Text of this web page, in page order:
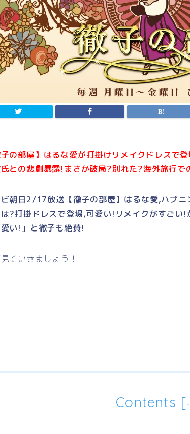
子の部屋】はるな愛が打掛けリメイクドレスで
との悲劇暴露!まさか破局?別れた?海外旅行
朝日2/17放送【徹子の部屋】はるな愛,ハプ
?打掛ドレスで登場,可愛い!リメイクがすごい
愛い!」と徹子も絶賛!
ていきましょう！
Contents [